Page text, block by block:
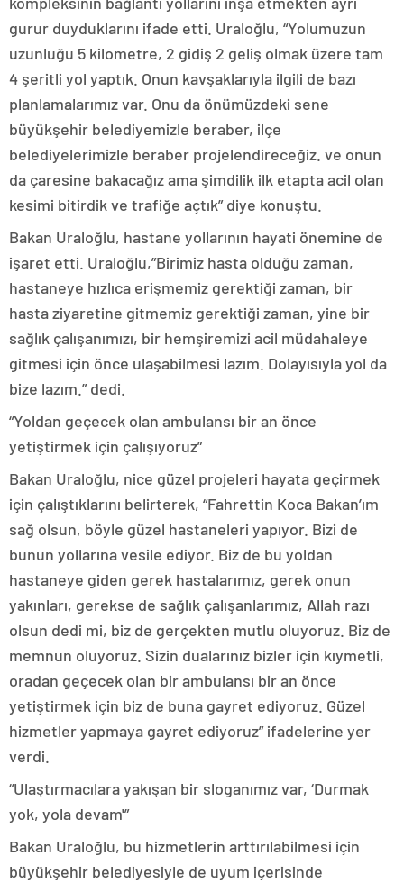
gurur duyduklarını ifade etti. Uraloğlu, “Yolumuzun
uzunluğu 5 kilometre, 2 gidiş 2 geliş olmak üzere tam
4 şeritli yol yaptık. Onun kavşaklarıyla ilgili de bazı
planlamalarımız var. Onu da önümüzdeki sene
büyükşehir belediyemizle beraber, ilçe
belediyelerimizle beraber projelendireceğiz. ve onun
da çaresine bakacağız ama şimdilik ilk etapta acil olan
kesimi bitirdik ve trafiğe açtık” diye konuştu.
Bakan Uraloğlu, hastane yollarının hayati önemine de
işaret etti. Uraloğlu,”Birimiz hasta olduğu zaman,
hastaneye hızlıca erişmemiz gerektiği zaman, bir
hasta ziyaretine gitmemiz gerektiği zaman, yine bir
sağlık çalışanımızı, bir hemşiremizi acil müdahaleye
gitmesi için önce ulaşabilmesi lazım. Dolayısıyla yol da
bize lazım.” dedi.
“Yoldan geçecek olan ambulansı bir an önce
yetiştirmek için çalışıyoruz”
Bakan Uraloğlu, nice güzel projeleri hayata geçirmek
için çalıştıklarını belirterek, “Fahrettin Koca Bakan’ım
sağ olsun, böyle güzel hastaneleri yapıyor. Bizi de
bunun yollarına vesile ediyor. Biz de bu yoldan
hastaneye giden gerek hastalarımız, gerek onun
yakınları, gerekse de sağlık çalışanlarımız, Allah razı
olsun dedi mi, biz de gerçekten mutlu oluyoruz. Biz de
memnun oluyoruz. Sizin dualarınız bizler için kıymetli,
oradan geçecek olan bir ambulansı bir an önce
yetiştirmek için biz de buna gayret ediyoruz. Güzel
hizmetler yapmaya gayret ediyoruz” ifadelerine yer
verdi.
“Ulaştırmacılara yakışan bir sloganımız var, ‘Durmak
yok, yola devam'”
Bakan Uraloğlu, bu hizmetlerin arttırılabilmesi için
büyükşehir belediyesiyle de uyum içerisinde